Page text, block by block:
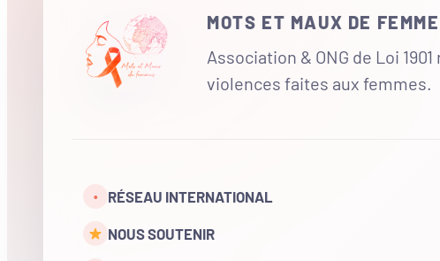
MOTS ET MAUX DE
Association & ONG de Loi
violences faites aux femmes.
• RÉSEAU INTERNATIONAL
NOUS SOUTENIR